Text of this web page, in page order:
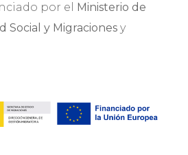
por el Ministerio de
Social y Migraciones y